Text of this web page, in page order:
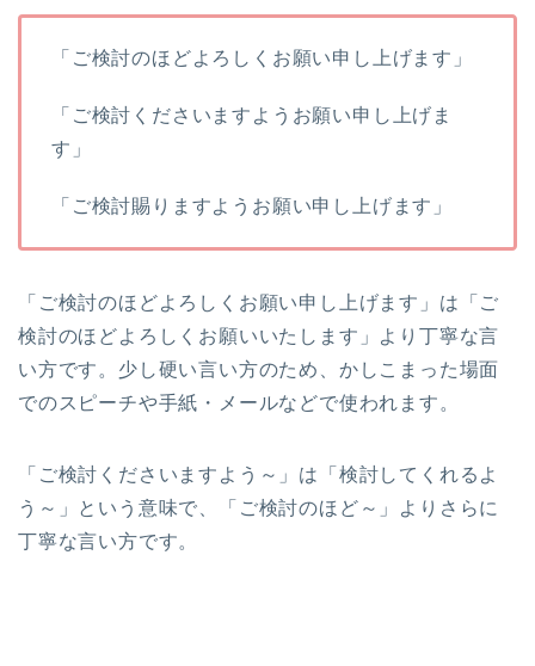
「ご検討のほどよろしくお願い申し上げます」
「ご検討くださいますようお願い申し上げま
す」
「ご検討賜りますようお願い申し上げます」
「ご検討のほどよろしくお願い申し上げます」は「ご
検討のほどよろしくお願いいたします」より丁寧な言
い方です。少し硬い言い方のため、かしこまった場面
でのスピーチや手紙・メールなどで使われます。
「ご検討くださいますよう～」は「検討してくれるよ
う～」という意味で、「ご検討のほど～」よりさらに
丁寧な言い方です。